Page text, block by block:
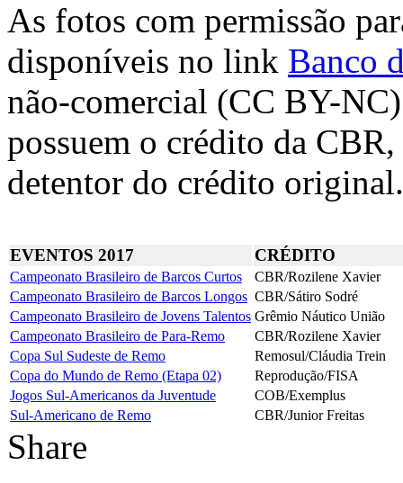
As fotos com permissão
disponíveis no link Banco
não-comercial (CC BY-
possuem o crédito da
detentor do crédito original.
EVENTOS 2017 CRÉDITO
Campeonato Brasileiro de Barcos Curtos
CBR/Rozilene Xavier
Campeonato Brasileiro de Barcos Longos CBR/Sátiro Sodré
Campeonato Brasileiro de Jovens Talentos Grêmio Náutico União
Campeonato Brasileiro de Para-Remo
CBR/Rozilene Xavier
Copa Sul Sudeste de Remo
Remosul/Cláudia Trein
Copa do Mundo de Remo (Etapa 02)
Reprodução/FISA
Jogos Sul-Americanos da Juventude
COB/Exemplus
Sul-Americano de Remo
CBR/Junior Freitas
Share